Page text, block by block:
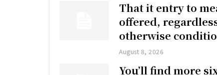
That it entry to
offered,
otherwise
August 8, 2026
You’ll find more